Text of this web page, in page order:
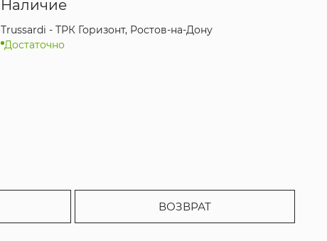
Наличие
Trussardi - ТРК Горизонт, Ростов-на-Дону
Достаточно
ВОЗВРАТ